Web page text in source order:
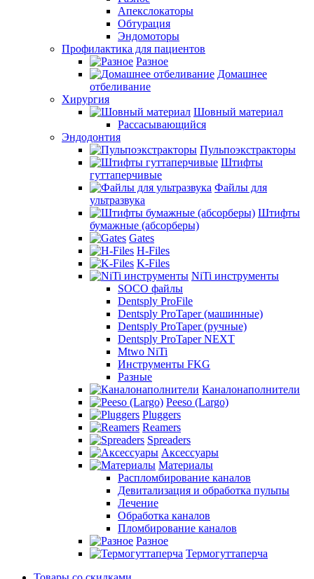
Апекслокаторы
Обтурация
Эндомоторы
Профилактика для пациентов
Разное
Домашнее
отбеливание
Хирургия
Шовный материал
Рассасывающийся
Эндодонтия
Пульпоэкстракторы
Штифты
гуттаперчивые
Файлы для
ультразвука
Штифты
бумажные (абсорберы)
Gates
H-Files
K-Files
NiTi инструменты
SOCO файлы
Dentsply ProFile
Dentsply ProTaper (машинные)
Dentsply ProTaper (ручные)
Dentsply ProTaper NEXT
Mtwo NiTi
Инструменты FKG
Разные
Каналонаполнители
Peeso (Largo)
Pluggers
Reamers
Spreaders
Аксессуары
Материалы
Распломбирование каналов
Девитализация и обработка пульпы
Лечение
Обработка каналов
Пломбирование каналов
Разное
Термогуттаперча